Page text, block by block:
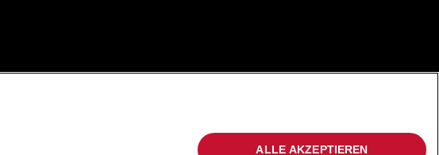
ALLE AKZEPTIEREN